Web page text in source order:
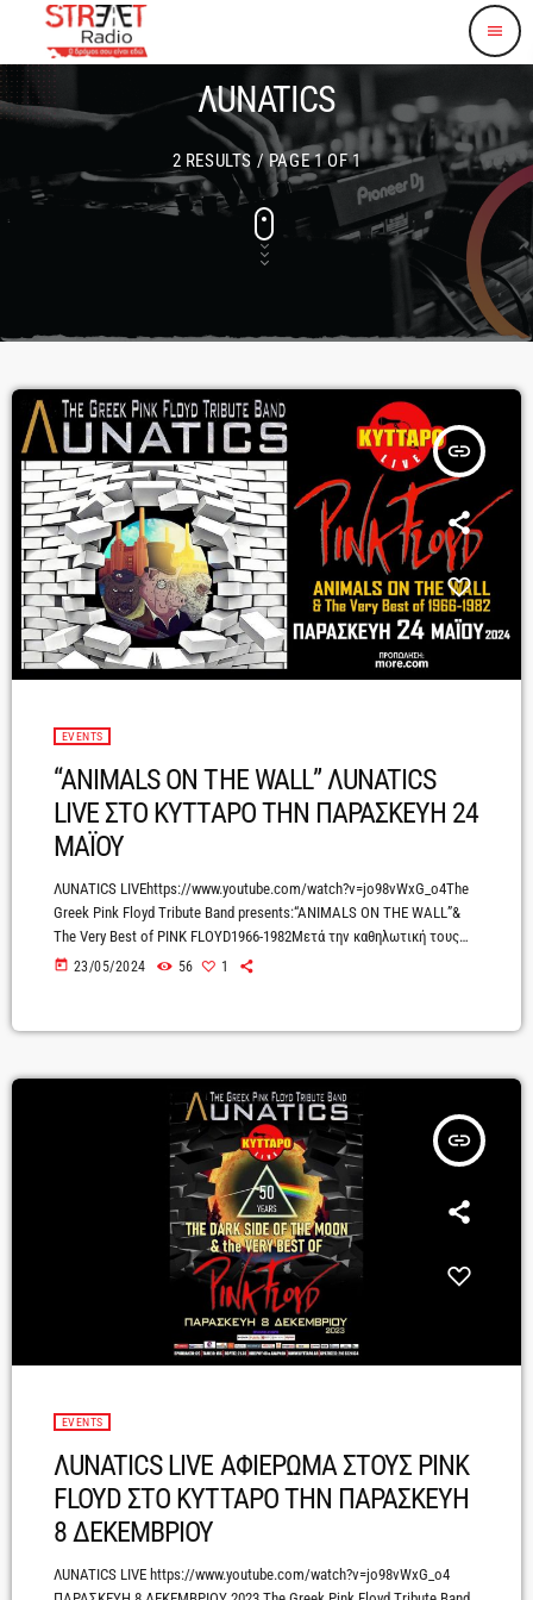
menu
ΛUNATICS
2 RESULTS / PAGE 1 OF 1
insert_link
EVENTS
“ANIMALS ON THE WALL” ΛUNATICS
LIVE ΣΤΟ ΚΥΤΤΑΡΟ ΤΗΝ ΠΑΡΑΣΚΕΥΗ 24
ΜΑΪΟΥ
ΛUNATICS LIVEhttps://www.youtube.com/watch?v=jo98vWxG_o4The
Greek Pink Floyd Tribute Band presents:“ANIMALS ON THE WALL”&
The Very Best of PINK FLOYD1966-1982Μετά την καθηλωτική τους
εμφάνιση τον περασμένο Δεκέμβριο σε ένα κατάμεστο Κύτταρο, η
απ’ όλα οπαδών της μουσικής των Pink Floyd, στην καλύτερη
Κύτταρο, στην τελευταία φετινή τους Αθηναϊκή […]
today 23/05/2024 56 1
insert_link
EVENTS
ΛUNATICS LIVE ΑΦΙΕΡΩΜΑ ΣΤΟΥΣ PINK
FLOYD ΣΤΟ ΚΥΤΤΑΡΟ ΤΗΝ ΠΑΡΑΣΚΕΥΗ
8 ΔΕΚΕΜΒΡΙΟΥ
ΛUNATICS LIVE https://www.youtube.com/watch?v=jo98vWxG_o4